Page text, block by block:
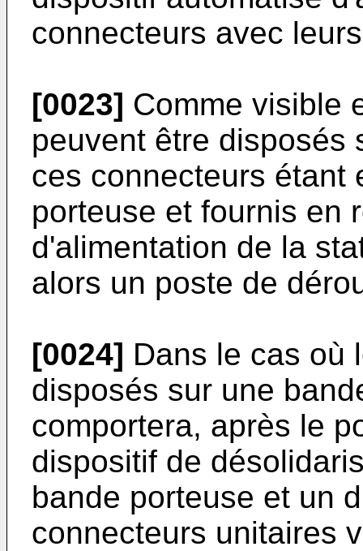
connecteurs avec
[0023] Comme visible
peuvent être disposés
ces connecteurs étant
porteuse et fournis en
d'alimentation de la
alors un poste de
[0024] Dans le cas où
disposés sur une
comportera, après le
dispositif de
bande porteuse et un
connecteurs unitaires